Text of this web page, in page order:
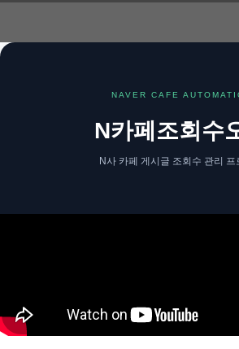
NAVER CAFE
N카페조회수
N사 카페 게시글 조회수 관리 프
Sketchbook5, 스케
Sketchbook5, 스케